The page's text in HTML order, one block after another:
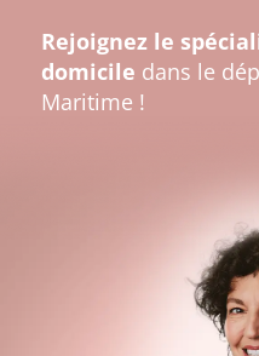
Rejoignez le
domicile dans le
Maritime !